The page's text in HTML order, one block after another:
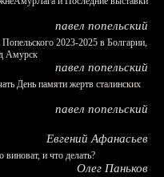
павел попельский
2023-2025 в Болгарии,
Амурск
павел попельский
День памяти жертв сталинских
павел попельский
Евгений Афанасьев
и что делать?
Олег Паньков